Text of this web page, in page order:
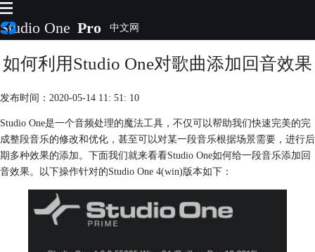
Studio One Pro
首页
插件
视频教程
服务
购买
如何利用Studio One对歌曲添加回音效果
发布时间：2020-05-14 11: 51: 10
Studio One是一个音频处理的魔法工具，不仅可以帮助我们快速完美的完
成整段音乐的修改和优化，甚至可以对某一段音乐根据场景需要，进行后
期多种效果的添加。下面我们就来看看Studio One如何给一段音乐添加回
音效果。以下操作针对的Studio One 4(win)版本如下：